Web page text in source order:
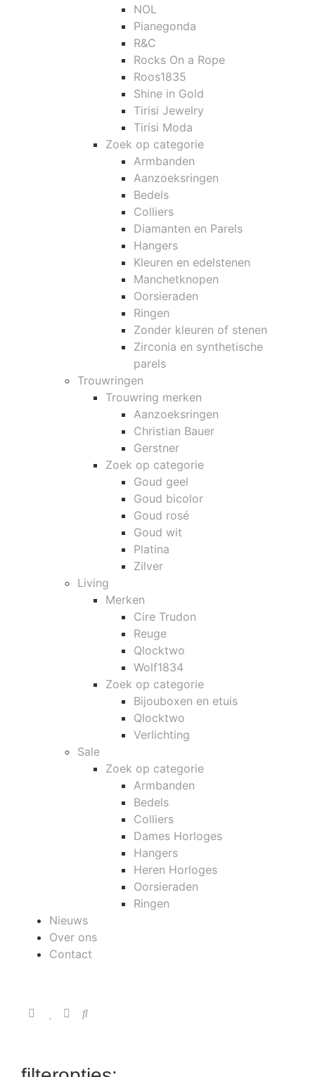
NOL
Pianegonda
R&C
Rocks On a Rope
Roos1835
Shine in Gold
Tirisi Jewelry
Tirisi Moda
Zoek op categorie
Armbanden
Aanzoeksringen
Bedels
Colliers
Diamanten en Parels
Hangers
Kleuren en edelstenen
Manchetknopen
Oorsieraden
Ringen
Zonder kleuren of stenen
Zirconia en synthetische
parels
Trouwringen
Trouwring merken
Aanzoeksringen
Christian Bauer
Gerstner
Zoek op categorie
Goud geel
Goud bicolor
Goud rosé
Goud wit
Platina
Zilver
Living
Merken
Cire Trudon
Reuge
Qlocktwo
Wolf1834
Zoek op categorie
Bijouboxen en etuis
Qlocktwo
Verlichting
Sale
Zoek op categorie
Armbanden
Bedels
Colliers
Dames Horloges
Hangers
Heren Horloges
Oorsieraden
Ringen
Nieuws
Over ons
Contact